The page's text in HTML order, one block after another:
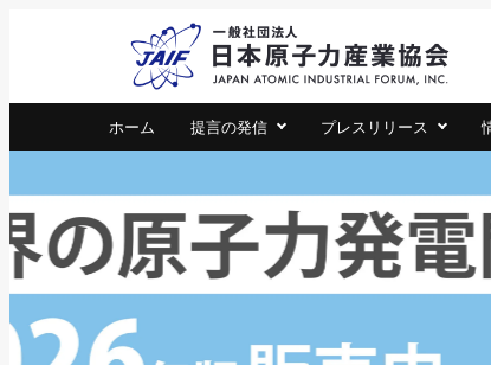
ホーム 提言の発信 プレスリリース